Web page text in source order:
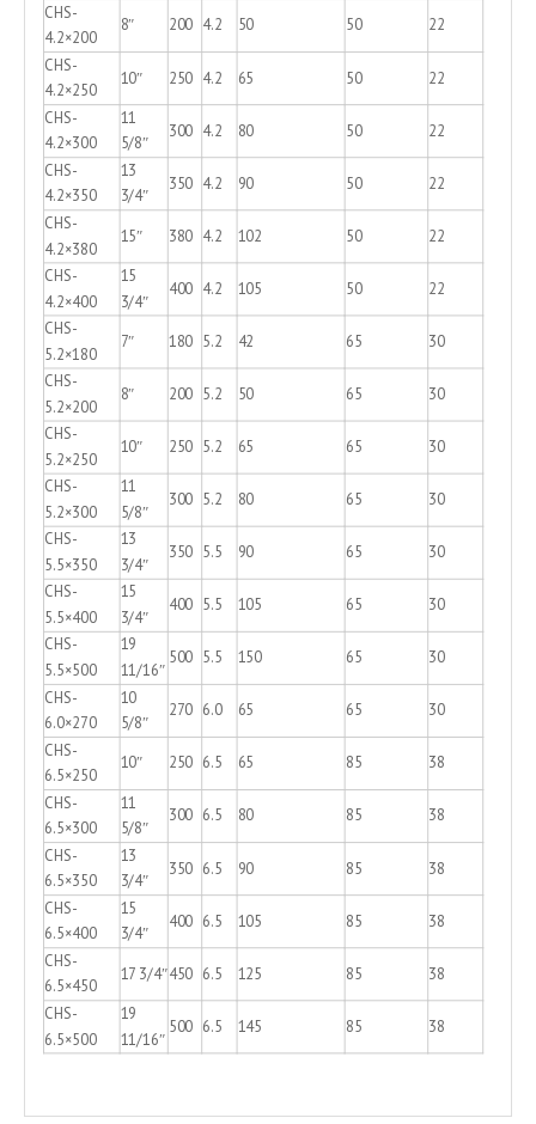
CHS-
4.2×200
8″ 200 4.2 50 50 22
CHS-
4.2×250
10″ 250 4.2 65 50 22
CHS-
4.2×300
11
5/8″
300 4.2 80 50 22
CHS-
4.2×350
13
3/4″
350 4.2 90 50 22
CHS-
4.2×380
15″ 380 4.2 102 50 22
CHS-
4.2×400
15
3/4″
400 4.2 105 50 22
CHS-
5.2×180
7″ 180 5.2 42 65 30
CHS-
5.2×200
8″ 200 5.2 50 65 30
CHS-
5.2×250
10″ 250 5.2 65 65 30
CHS-
5.2×300
11
5/8″
300 5.2 80 65 30
CHS-
5.5×350
13
3/4″
350 5.5 90 65 30
CHS-
5.5×400
15
3/4″
400 5.5 105 65 30
CHS-
5.5×500
19
11/16″
500 5.5 150 65 30
CHS-
6.0×270
10
5/8″
270 6.0 65 65 30
CHS-
6.5×250
10″ 250 6.5 65 85
38
CHS-
6.5×300
11
5/8″
300 6.5 80 85
38
CHS-
6.5×350
13
3/4″
350 6.5 90 85
38
CHS-
6.5×400
15
3/4″
400 6.5 105 85
38
CHS-
6.5×450
17 3/4″450 6.5 125 85
38
CHS-
6.5×500
19
11/16″
500 6.5 145 85 38